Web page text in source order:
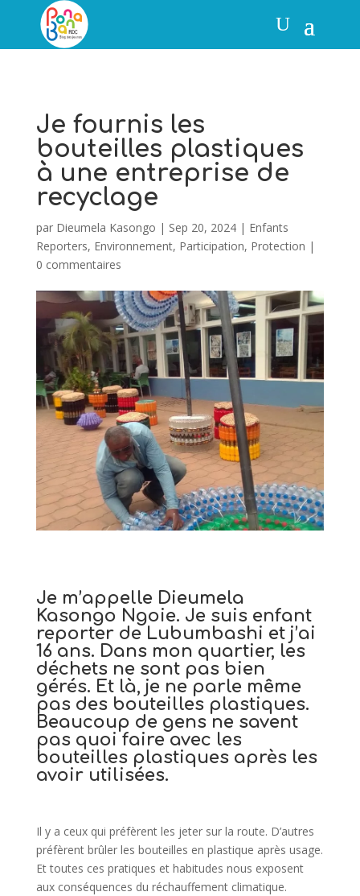
Je fournis les
bouteilles plastiques
à une entreprise de
recyclage
par Dieumela Kasongo | Sep 20, 2024| Enfants
Reporters, Environnement, Participation, Protection |
0 commentaires
Je m’appelle Dieumela
Kasongo Ngoie. Je suis enfant
reporter de Lubumbashi et j’ai
16 ans. Dans mon quartier, les
déchets ne sont pas bien
gérés. Et là, je ne parle même
pas des bouteilles plastiques.
Beaucoup de gens ne savent
pas quoi faire avec les
bouteilles plastiques après les
avoir utilisées.
Il y a ceux qui préfèrent les jeter sur la route. D’autres
préfèrent brûler les bouteilles en plastique après usage.
Et toutes ces pratiques et habitudes nous exposent
aux conséquences du réchauffement climatique.